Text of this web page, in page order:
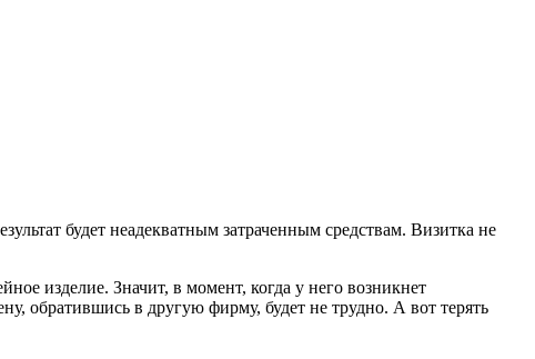
будет неадекватным затраченным средствам. Визитка не
изделие. Значит, в момент, когда у него возникнет
обратившись в другую фирму, будет не трудно. А вот терять